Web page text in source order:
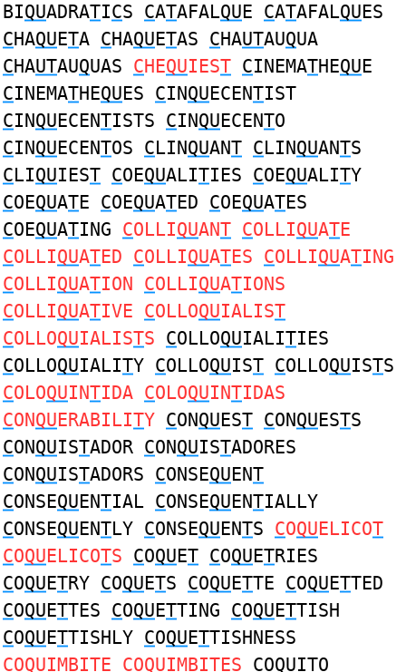
BIQUADRATICS CATAFALQUE CATAFALQUES
CHAQUETA CHAQUETAS CHAUTAUQUA
CHAUTAUQUAS CHEQUIEST CINEMATHEQUE
CINEMATHEQUES CINQUECENTIST
CINQUECENTISTS CINQUECENTO
CINQUECENTOS CLINQUANT CLINQUANTS
CLIQUIEST COEQUALITIES COEQUALITY
COEQUATE COEQUATED COEQUATES
COEQUATING COLLIQUANT COLLIQUATE
COLLIQUATED COLLIQUATES COLLIQUATING
COLLIQUATION COLLIQUATIONS
COLLIQUATIVE COLLOQUIALIST
COLLOQUIALISTS COLLOQUIALITIES
COLLOQUIALITY COLLOQUIST COLLOQUISTS
COLOQUINTIDA COLOQUINTIDAS
CONQUERABILITY CONQUEST CONQUESTS
CONQUISTADOR CONQUISTADORES
CONQUISTADORS CONSEQUENT
CONSEQUENTIAL CONSEQUENTIALLY
CONSEQUENTLY CONSEQUENTS COQUELICOT
COQUELICOTS COQUET COQUETRIES
COQUETRY COQUETS COQUETTE COQUETTED
COQUETTES COQUETTING COQUETTISH
COQUETTISHLY COQUETTISHNESS
COQUIMBITE COQUIMBITES COQUITO